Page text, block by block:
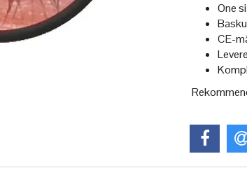
One
CE-